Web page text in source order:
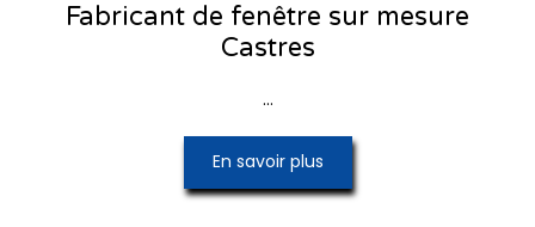
Fabricant de fenêtre sur mesure
Castres
...
En savoir plus